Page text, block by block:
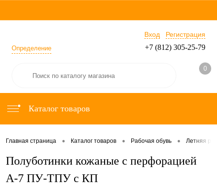
Определение
Вход Регистрация
+7 (812) 305-25-79
0
Каталог товаров
Главная страница • Каталог товаров • Рабочая обувь • Летняя
Полуботинки кожаные с перфорацией
А-7 ПУ-ТПУ с КП